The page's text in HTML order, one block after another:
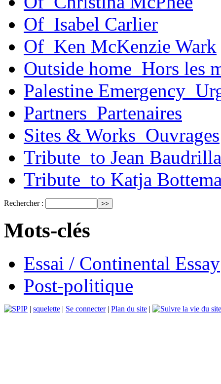
Of_Isabel Carlier
Of_Ken McKenzie Wark
Outside home_Hors les
Palestine
Partners_Partenaires
Sites & Works_Ouvrages
Tribute_to Jean
Tribute_to Katja
Rechercher :
Mots-clés
Essai / Continental Essay
Post-politique
| squelette | Se connecter| Plan du site |